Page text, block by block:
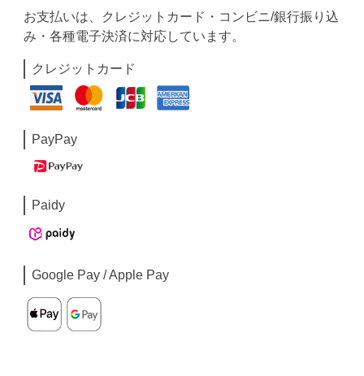
お支払いは、クレジットカード・コンビニ/銀行振り込
み・各種電子決済に対応しています。
クレジットカード
PayPay
Paidy
Google Pay / Apple Pay